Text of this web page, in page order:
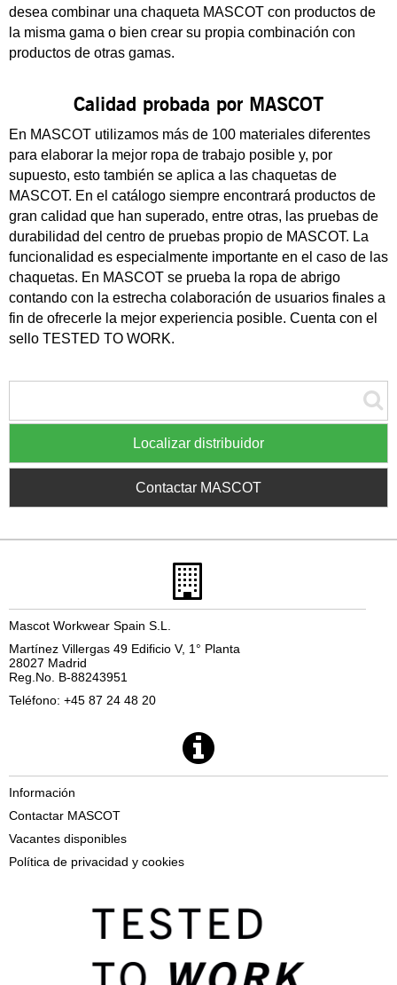
desea combinar una chaqueta MASCOT con productos de
la misma gama o bien crear su propia combinación con
productos de otras gamas.
Calidad probada por MASCOT
En MASCOT utilizamos más de 100 materiales diferentes
para elaborar la mejor ropa de trabajo posible y, por
supuesto, esto también se aplica a las chaquetas de
MASCOT. En el catálogo siempre encontrará productos de
gran calidad que han superado, entre otras, las pruebas de
durabilidad del centro de pruebas propio de MASCOT. La
funcionalidad es especialmente importante en el caso de las
chaquetas. En MASCOT se prueba la ropa de abrigo
contando con la estrecha colaboración de usuarios finales a
fin de ofrecerle la mejor experiencia posible. Cuenta con el
sello TESTED TO WORK.
Localizar distribuidor
Contactar MASCOT
Mascot Workwear Spain S.L.
Martínez Villergas 49 Edificio V, 1° Planta
28027 Madrid
Reg.No. B-88243951
Teléfono: +45 87 24 48 20
Información
Contactar MASCOT
Vacantes disponibles
Política de privacidad y cookies